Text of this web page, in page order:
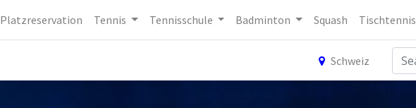
Platzreservation Tennis Tennisschule Badminton Squash Tischtennis
Schweiz